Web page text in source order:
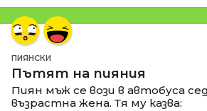
ПИЯНСКИ
Пътят на пияния
Пиян мъж се вози в автобуса
възрастна жена. Тя му казва: